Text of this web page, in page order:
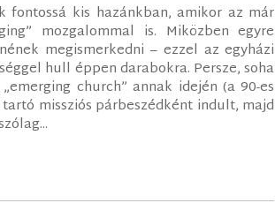
kis hazánkban, amikor az már
mozgalommal is. Miközben egyre
megismerkedni – ezzel az egyházi
hull éppen darabokra. Persze, soha
church” annak idején (a 90-es
missziós párbeszédként indult, majd